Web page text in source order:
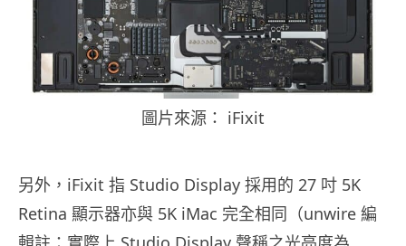
圖片來源： iFixit
另外，iFixit 指 Studio Display 採用的 27 吋 5K
Retina 顯示器亦與 5K iMac 完全相同（unwire 編